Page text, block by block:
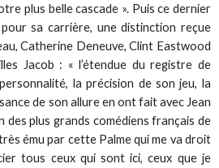
plus belle cascade ». Puis ce dernier
sa carrière, une distinction reçue
Catherine Deneuve, Clint Eastwood
Jacob : « l’étendue du registre de
la précision de son jeu, la
de son allure en ont fait avec Jean
des plus grands comédiens français de
ému par cette Palme qui me va droit
tous ceux qui sont ici, ceux que je